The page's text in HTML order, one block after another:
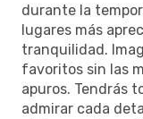
durante la
lugares más
tranquilidad.
favoritos sin las
apuros. Tendrás
admirar cada